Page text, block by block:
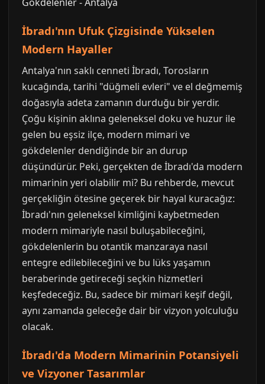
İbradı'nın Ufuk Çizgisinde Yükselen
Modern Hayaller
Antalya'nın saklı cenneti İbradı, Torosların
kucağında, tarihi "düğmeli evleri" ve el değmemiş
doğasıyla adeta zamanın durduğu bir yerdir.
Çoğu kişinin aklına geleneksel doku ve huzur ile
gelen bu eşsiz ilçe, modern mimari ve
gökdelenler dendiğinde bir an durup
düşündürür. Peki, gerçekten de İbradı'da modern
mimarinin yeri olabilir mi? Bu rehberde, mevcut
gerçekliğin ötesine geçerek bir hayal kuracağız:
İbradı'nın geleneksel kimliğini kaybetmeden
modern mimariyle nasıl buluşabileceğini,
gökdelenlerin bu otantik manzaraya nasıl
entegre edilebileceğini ve bu lüks yaşamın
beraberinde getireceği seçkin hizmetleri
keşfedeceğiz. Bu, sadece bir mimari keşif değil,
aynı zamanda geleceğe dair bir vizyon yolculuğu
olacak.
İbradı'da Modern Mimarinin Potansiyeli
ve Vizyoner Tasarımlar